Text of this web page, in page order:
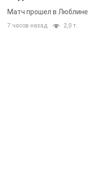
Матч прошел в Люблине
7 часов назад 2,0 т.